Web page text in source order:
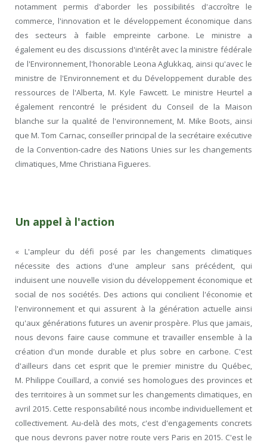
notamment permis d'aborder les possibilités d'accroître le
commerce, l'innovation et le développement économique dans
des secteurs à faible empreinte carbone. Le ministre a
également eu des discussions d'intérêt avec la ministre fédérale
de l'Environnement, l'honorable Leona Aglukkaq, ainsi qu'avec le
ministre de l'Environnement et du Développement durable des
ressources de l'Alberta, M. Kyle Fawcett. Le ministre Heurtel a
également rencontré le président du Conseil de la Maison
blanche sur la qualité de l'environnement, M. Mike Boots, ainsi
que M. Tom Carnac, conseiller principal de la secrétaire exécutive
de la Convention-cadre des Nations Unies sur les changements
climatiques, Mme Christiana Figueres.
Un appel à l'action
« L'ampleur du défi posé par les changements climatiques
nécessite des actions d'une ampleur sans précédent, qui
induisent une nouvelle vision du développement économique et
social de nos sociétés. Des actions qui concilient l'économie et
l'environnement et qui assurent à la génération actuelle ainsi
qu'aux générations futures un avenir prospère. Plus que jamais,
nous devons faire cause commune et travailler ensemble à la
création d'un monde durable et plus sobre en carbone. C'est
d'ailleurs dans cet esprit que le premier ministre du Québec,
M. Philippe Couillard, a convié ses homologues des provinces et
des territoires à un sommet sur les changements climatiques, en
avril 2015. Cette responsabilité nous incombe individuellement et
collectivement. Au-delà des mots, c'est d'engagements concrets
que nous devrons paver notre route vers Paris en 2015. C'est le